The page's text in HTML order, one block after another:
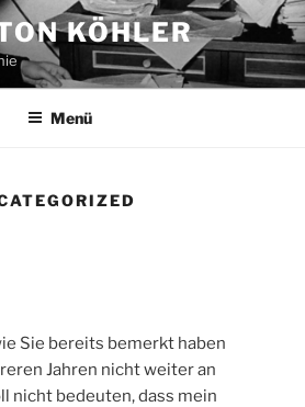
KÖHLER
Menü
Sie bereits bemerkt haben
Jahren nicht weiter an
nicht bedeuten, dass mein